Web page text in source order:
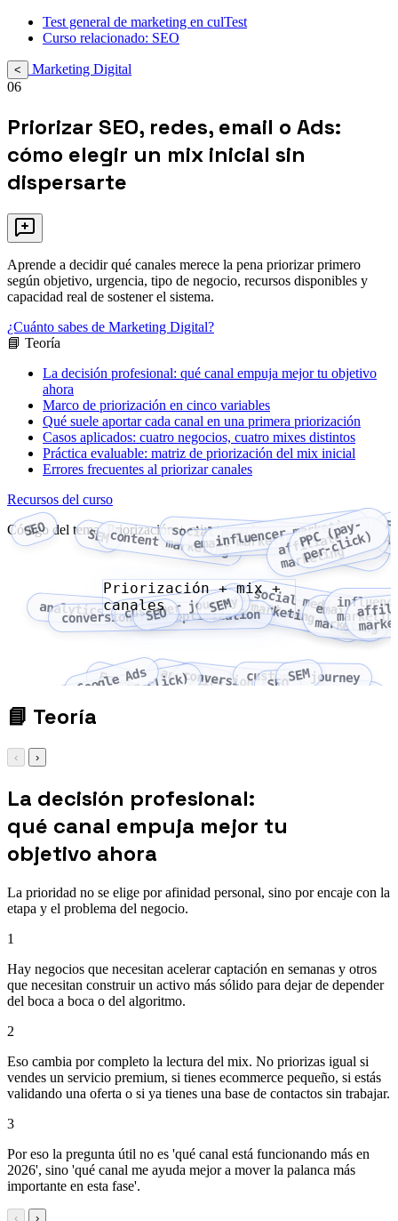
Test general de marketing en culTest
Curso relacionado: SEO
<
Marketing Digital
06
Priorizar SEO, redes, email o Ads:
cómo elegir un mix inicial sin
dispersarte
Aprende a decidir qué canales merece la pena priorizar primero
según objetivo, urgencia, tipo de negocio, recursos disponibles y
capacidad real de sostener el sistema.
¿Cuánto sabes de Marketing Digital?
📘 Teoría
La decisión profesional: qué canal empuja mejor tu objetivo
ahora
Marco de priorización en cinco variables
Qué suele aportar cada canal en una primera priorización
Casos aplicados: cuatro negocios, cuatro mixes distintos
Práctica evaluable: matriz de priorización del mix inicial
Errores frecuentes al priorizar canales
Recursos del curso
Código del tema: Priorización + mix + canales
SEO SEMcontent marketingsocial media marketing
email marketing
influencer marketing
affiliate
marketing
P
P
C
(
p
a
y
-
p
e
r
-
c
l
i
c
k
)
Google
Ads
analytics
conversion rate optimization
customer journey
SEO SEMcontent marketing
social media marketingemail
marketing
PPC (pay-per-click)
Google Ads
Facebook Adsanalytics
conversion ratecustomer journey
SEO
SEM
Priorización + mix +
canales
📘 Teoría
‹ ›
La decisión profesional:
qué canal empuja mejor tu
objetivo ahora
La prioridad no se elige por afinidad personal, sino por encaje con la
etapa y el problema del negocio.
1
Hay negocios que necesitan acelerar captación en semanas y otros
que necesitan construir un activo más sólido para dejar de depender
del boca a boca o del algoritmo.
2
Eso cambia por completo la lectura del mix. No priorizas igual si
vendes un servicio premium, si tienes ecommerce pequeño, si estás
validando una oferta o si ya tienes una base de contactos sin trabajar.
3
Por eso la pregunta útil no es 'qué canal está funcionando más en
2026', sino 'qué canal me ayuda mejor a mover la palanca más
importante en esta fase'.
‹ ›